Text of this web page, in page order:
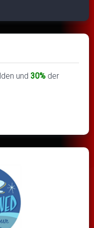
und 30% der